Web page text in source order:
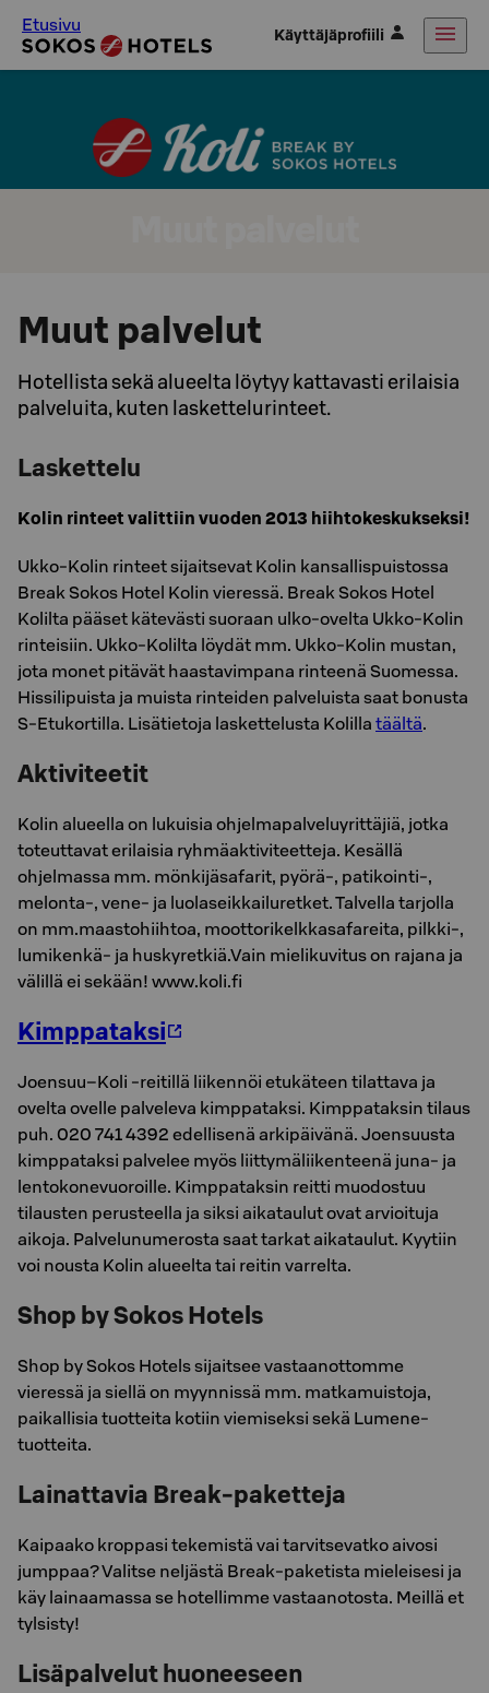
Etusivu Käyttäjäprofiili
Muut palvelut
Hotellista sekä alueelta löytyy kattavasti erilaisia
palveluita, kuten laskettelurinteet.
Laskettelu
Kolin rinteet valittiin vuoden 2013 hiihtokeskukseksi!
Ukko-Kolin rinteet sijaitsevat Kolin kansallispuistossa
Break Sokos Hotel Kolin vieressä. Break Sokos Hotel
Kolilta pääset kätevästi suoraan ulko-ovelta Ukko-Kolin
rinteisiin. Ukko-Kolilta löydät mm. Ukko-Kolin mustan,
jota monet pitävät haastavimpana rinteenä Suomessa.
Hissilipuista ja muista rinteiden palveluista saat bonusta
S-Etukortilla. Lisätietoja laskettelusta Kolilla täältä.
Aktiviteetit
Kolin alueella on lukuisia ohjelmapalveluyrittäjiä, jotka
toteuttavat erilaisia ryhmäaktiviteetteja. Kesällä
ohjelmassa mm. mönkijäsafarit, pyörä-, patikointi-,
melonta-, vene- ja luolaseikkailuretket. Talvella tarjolla
on mm.maastohiihtoa, moottorikelkkasafareita, pilkki-,
lumikenkä- ja huskyretkiä.Vain mielikuvitus on rajana ja
välillä ei sekään! www.koli.fi
Kimppataksi
Joensuu–Koli -reitillä liikennöi etukäteen tilattava ja
ovelta ovelle palveleva kimppataksi. Kimppataksin tilaus
puh. 020 741 4392 edellisenä arkipäivänä. Joensuusta
kimppataksi palvelee myös liittymäliikenteenä juna- ja
lentokonevuoroille. Kimppataksin reitti muodostuu
tilausten perusteella ja siksi aikataulut ovat arvioituja
aikoja. Palvelunumerosta saat tarkat aikataulut. Kyytiin
voi nousta Kolin alueelta tai reitin varrelta.
Shop by Sokos Hotels
Shop by Sokos Hotels sijaitsee vastaanottomme
vieressä ja siellä on myynnissä mm. matkamuistoja,
paikallisia tuotteita kotiin viemiseksi sekä Lumene-
tuotteita.
Lainattavia Break-paketteja
Kaipaako kroppasi tekemistä vai tarvitsevatko aivosi
jumppaa? Valitse neljästä Break-paketista mieleisesi ja
käy lainaamassa se hotellimme vastaanotosta. Meillä et
tylsisty!
Lisäpalvelut huoneeseen